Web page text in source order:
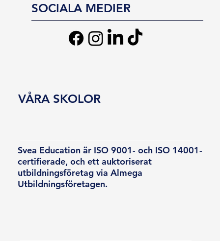
SOCIALA MEDIER
Svea Education är ISO 9001- och ISO 14001-
certifierade, och ett auktoriserat
utbildningsföretag via Almega
Utbildningsföretagen.
VÅRA SKOLOR